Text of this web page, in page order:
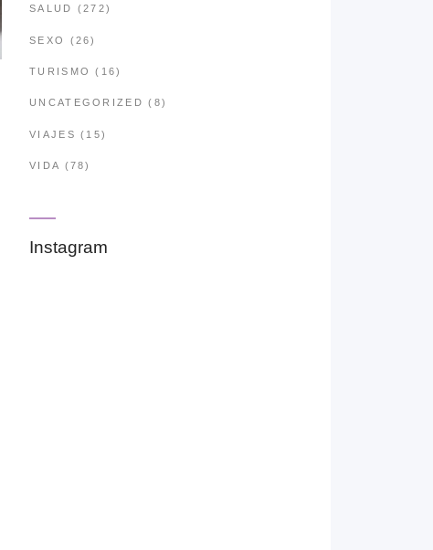
SALUD (272)
SEXO (26)
TURISMO (16)
UNCATEGORIZED (8)
VIAJES (15)
VIDA (78)
Instagram